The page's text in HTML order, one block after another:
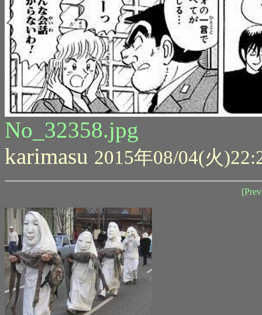
No_32358.jpg
karimasu 2015年08/04(火